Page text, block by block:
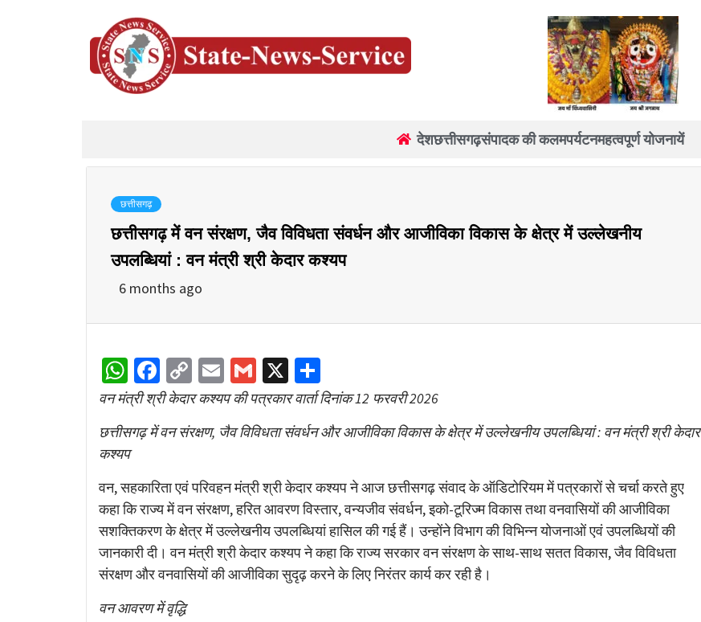
देशछत्तीसगढ़संपादक की कलमपर्यटनमहत्वपूर्ण योजनायें
छत्तीसगढ़
छत्तीसगढ़ में वन संरक्षण, जैव विविधता संवर्धन और आजीविका विकास के क्षेत्र में उल्लेखनीय
उपलब्धियां : वन मंत्री श्री केदार कश्यप
6 months ago
WhatsApp
Facebook
Copy
Link
EmailGmail
X
वन मंत्री श्री केदार कश्यप की पत्रकार वार्ता दिनांक 12 फरवरी 2026
छत्तीसगढ़ में वन संरक्षण, जैव विविधता संवर्धन और आजीविका विकास के क्षेत्र में उल्लेखनीय उपलब्धियां : वन मंत्री श्री केदार
कश्यप
वन, सहकारिता एवं परिवहन मंत्री श्री केदार कश्यप ने आज छत्तीसगढ़ संवाद के ऑडिटोरियम में पत्रकारों से चर्चा करते हुए
कहा कि राज्य में वन संरक्षण, हरित आवरण विस्तार, वन्यजीव संवर्धन, इको-टूरिज्म विकास तथा वनवासियों की आजीविका
सशक्तिकरण के क्षेत्र में उल्लेखनीय उपलब्धियां हासिल की गई हैं। उन्होंने विभाग की विभिन्न योजनाओं एवं उपलब्धियों की
जानकारी दी। वन मंत्री श्री केदार कश्यप ने कहा कि राज्य सरकार वन संरक्षण के साथ-साथ सतत विकास, जैव विविधता
संरक्षण और वनवासियों की आजीविका सुदृढ़ करने के लिए निरंतर कार्य कर रही है।
वन आवरण में वृद्धि